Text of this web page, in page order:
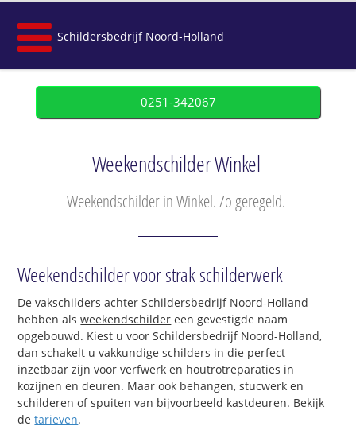
Schildersbedrijf Noord-Holland
0251-342067
Weekendschilder Winkel
Weekendschilder in Winkel. Zo geregeld.
Weekendschilder voor strak schilderwerk
De vakschilders achter Schildersbedrijf Noord-Holland
hebben alsweekendschilder een gevestigde naam
opgebouwd. Kiest u voor Schildersbedrijf Noord-Holland,
dan schakelt u vakkundige schilders in die perfect
inzetbaar zijn voor verfwerk en houtrotreparaties in
kozijnen en deuren. Maar ook behangen, stucwerk en
schilderen of spuiten van bijvoorbeeld kastdeuren. Bekijk
detarieven.